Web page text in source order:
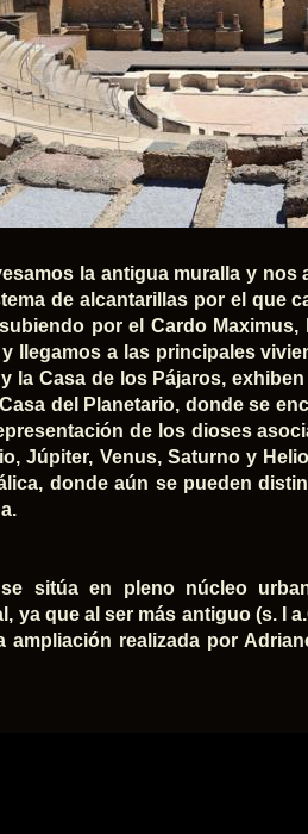
la antigua muralla y
de alcantarillas por el que
subiendo por el Cardo
llegamos a las principales
la Casa de los Pájaros,
del Planetario, donde se
de los dioses
Júpiter, Venus, Saturno y
donde aún se pueden
sitúa en pleno núcleo
ya que al ser más antiguo (s. I
realizada por